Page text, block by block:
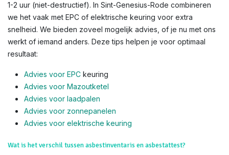
1-2 uur (niet-destructief). In Sint-Genesius-Rode combineren
we het vaak met EPC of elektrische keuring voor extra
snelheid. We bieden zoveel mogelijk advies, of je nu met ons
werkt of iemand anders. Deze tips helpen je voor optimaal
resultaat:
Advies voor EPC keuring
Advies voor Mazoutketel
Advies voor laadpalen
Advies voor zonnepanelen
Advies voor elektrische keuring
Wat is het verschil tussen asbestinventaris en asbestattest?